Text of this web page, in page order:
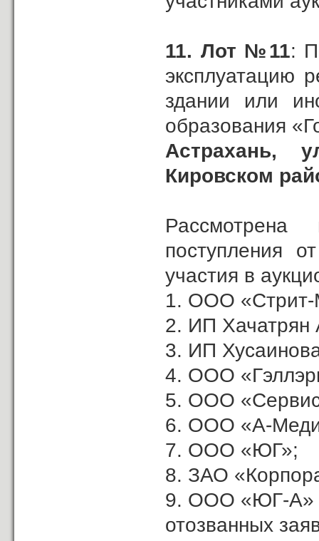
11. Лот №11:
эксплуатацию
здании или
образования
Астрахань,
Кировском
поступления
участия в
1. ООО
2. ИП Хачатрян
3. ИП
4. ООО
5. ООО
6. ООО «А-
7. ООО «ЮГ»;
8. ЗАО
9. ООО «ЮГ-А»
отозванных